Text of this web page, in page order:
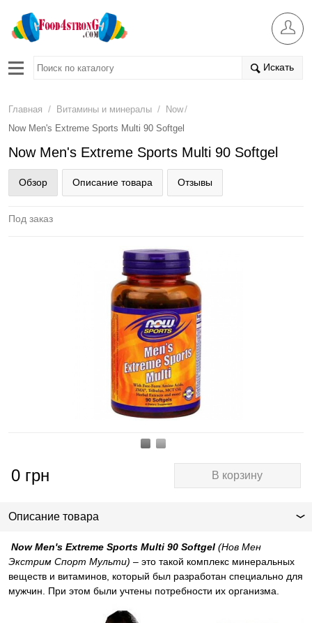
Искать
Главная / Витамины и минералы / Now/
Now Men's Extreme Sports Multi 90 Softgel
Now Men's Extreme Sports Multi 90 Softgel
Обзор Описание товара Отзывы
Под заказ
0 грн В корзину
Описание товара
Now Men's Extreme Sports Multi 90 Softgel (Нов Мен
Экстрим Спорт Мульти) – это такой комплекс минеральных
веществ и витаминов, который был разработан специально для
мужчин. При этом были учтены потребности их организма.